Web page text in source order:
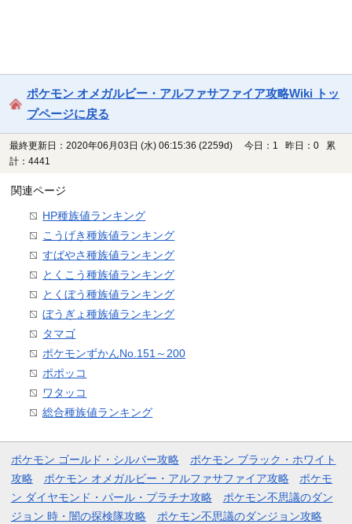
ポケモン オメガルビー・アルファサファイア攻略Wiki トッ
プページに戻る
最終更新日：2020年06月03日 (水) 06:15:36 (2259d)
今日：1 昨日：0 累
計：4441
関連ページ
HP種族値ランキング
こうげき種族値ランキング
すばやさ種族値ランキング
とくこう種族値ランキング
とくぼう種族値ランキング
ぼうぎょ種族値ランキング
タマゴ
ポケモンずかんNo.151～200
ポポッコ
ワタッコ
総合種族値ランキング
ポケモン ゴールド・シルバー攻略
ポケモン ブラック・ホワイト
攻略
ポケモン オメガルビー・アルファサファイア攻略
ポケモ
ン ダイヤモンド・パール・プラチナ攻略
ポケモン不思議のダン
ジョン 時・闇の探検隊攻略
ポケモン不思議のダンジョン攻略